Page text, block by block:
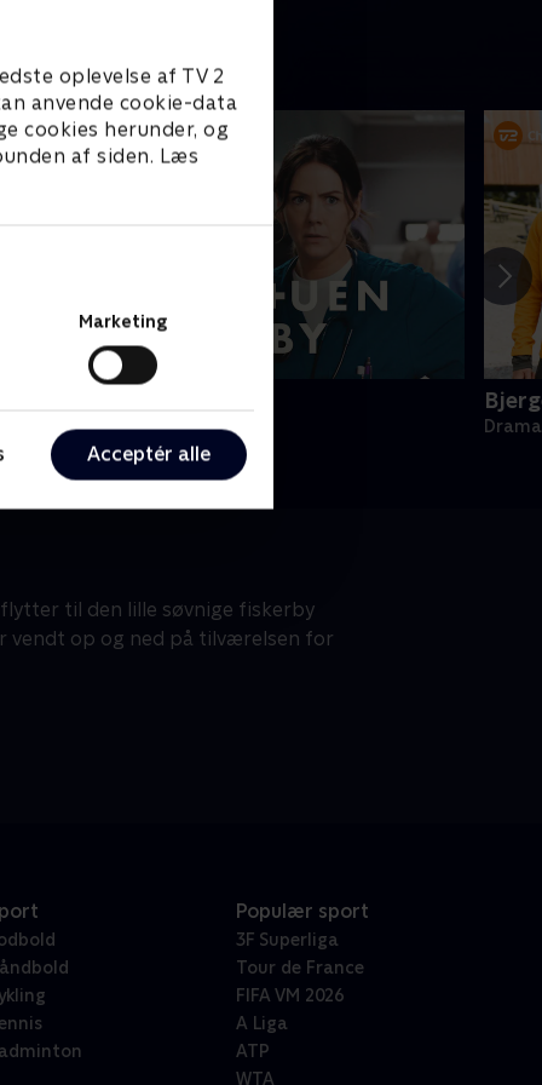
oplevelse af TV 2
anvende cookie-data
cookies herunder, og
af siden. Læs
Marketing
Acceptér alle
• 1 sæsoner
til den lille søvnige fiskerby
vendt op og ned på tilværelsen for
Populær sport
3F Superliga
Tour de France
FIFA VM 2026
A Liga
ATP
WTA